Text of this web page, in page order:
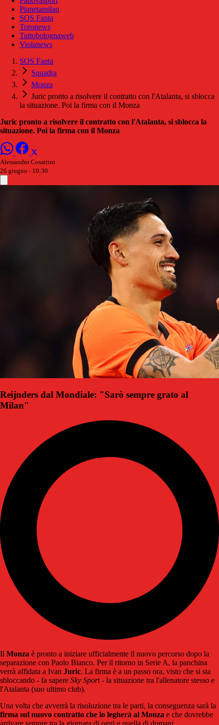
Pianetamilan
SOS Fanta
Toronews
Tuttobolognaweb
Violanews
SOS Fanta
Squadra
Monza
Juric pronto a risolvere il contratto con l'Atalanta, si sblocca
la situazione. Poi la firma con il Monza
Juric pronto a risolvere il contratto con l'Atalanta, si sblocca la
situazione. Poi la firma con il Monza
Alessandro Cosattini
26 giugno - 10:30
Reijnders dal Mondiale: "Sarò sempre grato al
Milan"
Il Monza è pronto a iniziare ufficialmente il nuovo percorso dopo la
separazione con Paolo Bianco. Per il ritorno in Serie A, la panchina
verrà affidata a Ivan Juric. La firma è a un passo ora, visto che si sta
sbloccando - fa sapere Sky Sport - la situazione tra l'allenatore stesso e
l'Atalanta (suo ultimo club).
Una volta che avverrà la risoluzione tra le parti, la conseguenza sarà la
firma sul nuovo contratto che lo legherà al Monza e che dovrebbe
arrivare sempre tra la giornata di oggi e quella di domani.